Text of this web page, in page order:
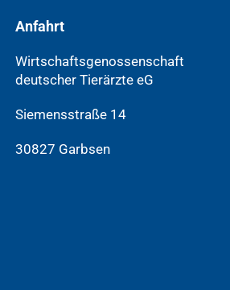
Anfahrt
Wirtschaftsgenossenschaft
deutscher Tierärzte eG
Siemensstraße 14
30827 Garbsen